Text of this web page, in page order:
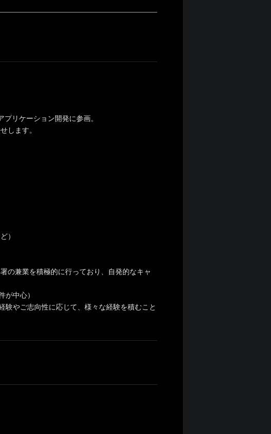
リケーション開発に参画。
します。
）
の兼業を積極的に行っており、自発的なキャ
が中心）
験やご志向性に応じて、様々な経験を積むこと